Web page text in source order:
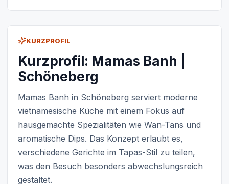
KURZPROFIL
Kurzprofil: Mamas Banh |
Schöneberg
Mamas Banh in Schöneberg serviert moderne
vietnamesische Küche mit einem Fokus auf
hausgemachte Spezialitäten wie Wan-Tans und
aromatische Dips. Das Konzept erlaubt es,
verschiedene Gerichte im Tapas-Stil zu teilen,
was den Besuch besonders abwechslungsreich
gestaltet.